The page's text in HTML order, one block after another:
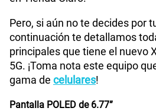
Bluetooth
Cámara de fotos Principal
Pero, si aún no te decides por
continuación te detallamos
principales que tiene el nuevo
5G. ¡Toma nota este equipo
gama de celulares!
Pantalla POLED de 6.77”